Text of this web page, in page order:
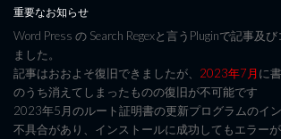
重要なお知らせ
Word Press の Search Regexと言うPluginで記事及
ました。
記事はおおよそ復旧できましたが、 2023年7月に
のうち消えてしまったものの復旧が不可能です
2023年5月のルート証明書の更新プログラムのイ
不具合があり、インストールに成功してもエラー